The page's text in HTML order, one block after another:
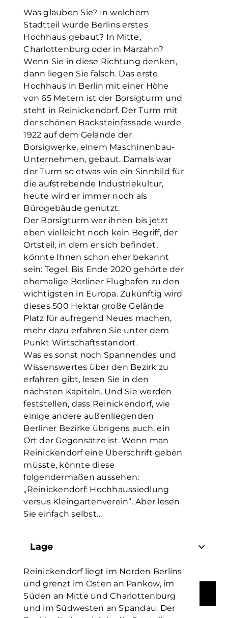
Was glauben Sie? In welchem
Stadtteil wurde Berlins erstes
Hochhaus gebaut? In Mitte,
Charlottenburg oder in Marzahn?
Wenn Sie in diese Richtung denken,
dann liegen Sie falsch. Das erste
Hochhaus in Berlin mit einer Höhe
von 65 Metern ist der Borsigturm und
steht in Reinickendorf. Der Turm mit
der schönen Backsteinfassade wurde
1922 auf dem Gelände der
Borsigwerke, einem Maschinenbau-
Unternehmen, gebaut. Damals war
der Turm so etwas wie ein Sinnbild für
die aufstrebende Industriekultur,
heute wird er immer noch als
Bürogebäude genutzt.
Der Borsigturm war ihnen bis jetzt
eben vielleicht noch kein Begriff, der
Ortsteil, in dem er sich befindet,
könnte Ihnen schon eher bekannt
sein: Tegel. Bis Ende 2020 gehörte der
ehemalige Berliner Flughafen zu den
wichtigsten in Europa. Zukünftig wird
dieses 500 Hektar große Gelände
Platz für aufregend Neues machen,
mehr dazu erfahren Sie unter dem
Punkt Wirtschaftsstandort.
Was es sonst noch Spannendes und
Wissenswertes über den Bezirk zu
erfahren gibt, lesen Sie in den
nächsten Kapiteln. Und Sie werden
feststellen, dass Reinickendorf, wie
einige andere außenliegenden
Berliner Bezirke übrigens auch, ein
Ort der Gegensätze ist. Wenn man
Reinickendorf eine Überschrift geben
müsste, könnte diese
folgendermaßen aussehen:
„Reinickendorf: Hochhaussiedlung
versus Kleingartenverein“. Aber lesen
Sie einfach selbst…
Lage
Reinickendorf liegt im Norden Berlins
und grenzt im Osten an Pankow, im
Süden an Mitte und Charlottenburg
und im Südwesten an Spandau. Der